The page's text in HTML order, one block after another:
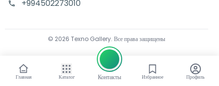
Главная Каталог Контакты Избранное Профиль
+994502273010
© 2026 Texno Gallery. Все права защищены